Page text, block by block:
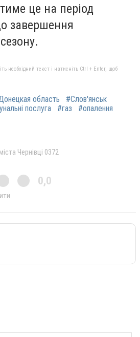
це на період
завершення
необхідний текст і натисніть Ctrl + Enter, щоб
область
#Слов'янськ
послуга #газ
#опалення
Чернівці 0372
0,0